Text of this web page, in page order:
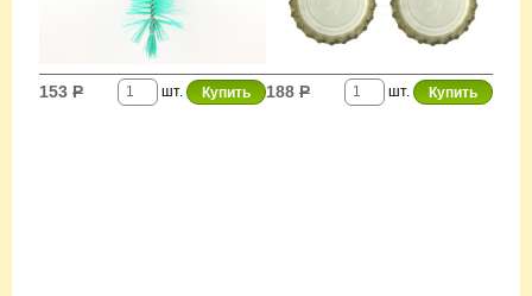
шт.
153 Р шт.
188 Р